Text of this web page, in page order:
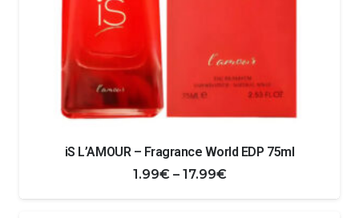
iS L’AMOUR – Fragrance World EDP 75ml
1.99€ – 17.99€Zakres
cen: